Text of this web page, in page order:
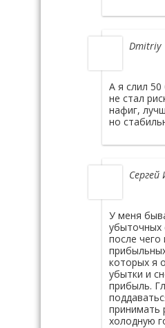
Dmitriy
А я слил
не стал
нафиг,
но
Сергей
У меня
убыточных
после чего
которых я
убытки и
прибыль.
принимать
холодную